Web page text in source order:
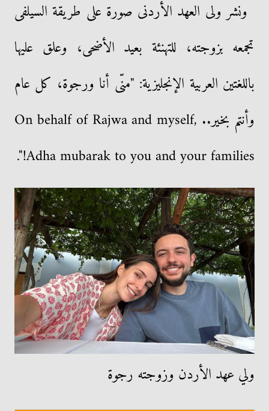
ونشر ولى العهد الأردنى صورة على طريقة السيلفى
تجمعه بزوجته، للتهنئة بعيد الأضحى، وعلق عليها
باللغتين العربية الإنجليزية: "منّى أنا ورجوة، كل عام
وأنتم بخير.. On behalf of Rajwa and myself,
Adha mubarak to you and your families!".
ولي عهد الأردن وزوجته رجوة